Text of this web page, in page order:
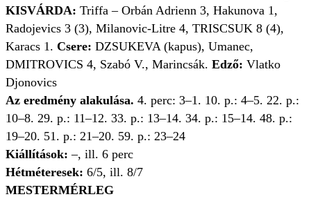
KISVÁRDA: Triffa – Orbán Adrienn 3, Hakunova 1,
Radojevics 3 (3), Milanovic-Litre 4, TRISCSUK 8 (4),
Karacs 1. Csere: DZSUKEVA (kapus), Umanec,
DMITROVICS 4, Szabó V., Marincsák. Edző: Vlatko
Djonovics
Az eredmény alakulása. 4. perc: 3–1. 10. p.: 4–5. 22. p.:
10–8. 29. p.: 11–12. 33. p.: 13–14. 34. p.: 15–14. 48. p.:
19–20. 51. p.: 21–20. 59. p.: 23–24
Kiállítások: –, ill. 6 perc
Hétméteresek: 6/5, ill. 8/7
MESTERMÉRLEG